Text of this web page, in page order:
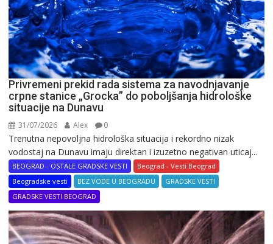
Privremeni prekid rada sistema za navodnjavanje
crpne stanice „Grocka” do poboljšanja hidrološke
situacije na Dunavu
31/07/2026 Alex 0
Trenutna nepovoljna hidrološka situacija i rekordno nizak
vodostaj na Dunavu imaju direktan i izuzetno negativan uticaj...
BEOGRAD - OSTALE GRADSKE VESTI
Beograd - Vesti Beograd
Beogradske vesti
BEZ VODE U BEOGRADU
GRADSKE VESTI
GRADSKE VESTI BEOGRAD